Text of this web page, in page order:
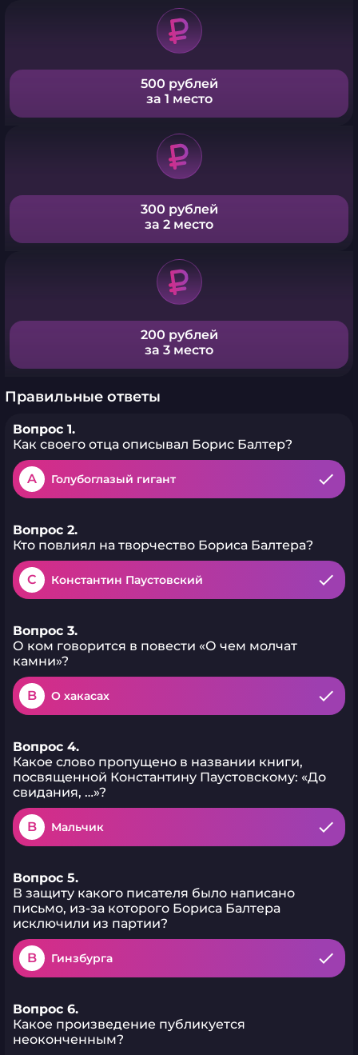
500 рублей
за 1 место
300 рублей
за 2 место
200 рублей
за 3 место
Правильные ответы
Вопрос 1.
Как своего отца описывал Борис Балтер?
A Голубоглазый гигант
Вопрос 2.
Кто повлиял на творчество Бориса Балтера?
C Константин Паустовский
Вопрос 3.
О ком говорится в повести «О чем молчат
камни»?
B О хакасах
Вопрос 4.
Какое слово пропущено в названии книги,
посвященной Константину Паустовскому: «До
свидания, …»?
B Мальчик
Вопрос 5.
В защиту какого писателя было написано
письмо, из-за которого Бориса Балтера
исключили из партии?
B Гинзбурга
Вопрос 6.
Какое произведение публикуется
неоконченным?